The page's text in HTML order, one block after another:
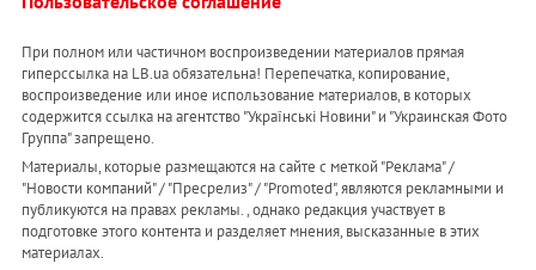
При полном или частичном воспроизведении материалов прямая
гиперссылка на LB.ua обязательна! Перепечатка, копирование,
воспроизведение или иное использование материалов, в которых
содержится ссылка на агентство "Українськi Новини" и "Украинская Фото
Группа" запрещено.
Материалы, которые размещаются на сайте с меткой "Реклама" /
"Новости компаний" / "Пресрелиз" / "Promoted", являются рекламными и
публикуются на правах рекламы. , однако редакция участвует в
подготовке этого контента и разделяет мнения, высказанные в этих
материалах.